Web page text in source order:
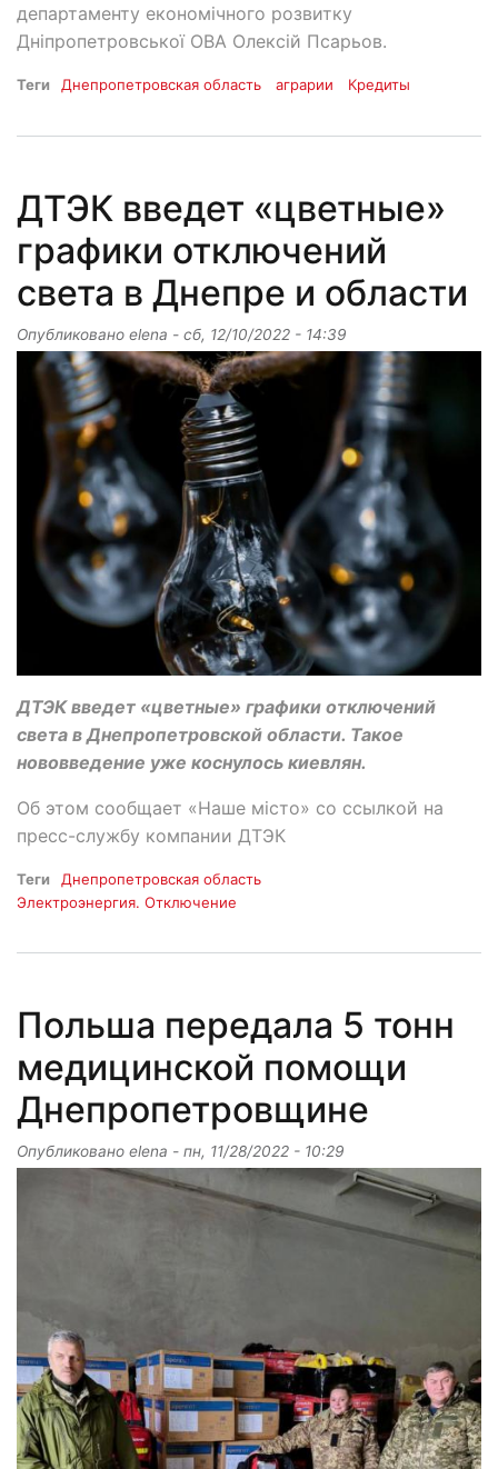
департаменту економічного розвитку
Дніпропетровської ОВА Олексій Псарьов.
Теги Днепропетровская область аграрии Кредиты
ДТЭК введет «цветные»
графики отключений
света в Днепре и области
Опубликовано elena - сб, 12/10/2022 - 14:39
ДТЭК введет «цветные» графики отключений
света в Днепропетровской области. Такое
нововведение уже коснулось киевлян.
Об этом сообщает «Наше місто» со ссылкой на
пресс-службу компании ДТЭК
Теги
Днепропетровская область
Электроэнергия. Отключение
Польша передала 5 тонн
медицинской помощи
Днепропетровщине
Опубликовано elena - пн, 11/28/2022 - 10:29